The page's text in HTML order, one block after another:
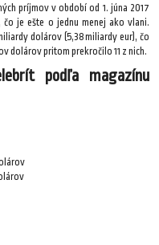
príjmov v období od 1. júna 2017
čo je ešte o jednu menej ako vlani.
dolárov (5,38 miliardy eur), čo
dolárov pritom prekročilo 11 z nich.
podľa magazínu